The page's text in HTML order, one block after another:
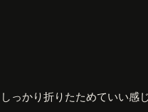
しっかり折りたためていい感